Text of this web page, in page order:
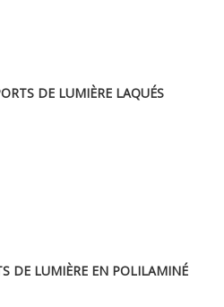
DE LUMIÈRE LAQUÉS
DE LUMIÈRE EN POLILAMINÉ